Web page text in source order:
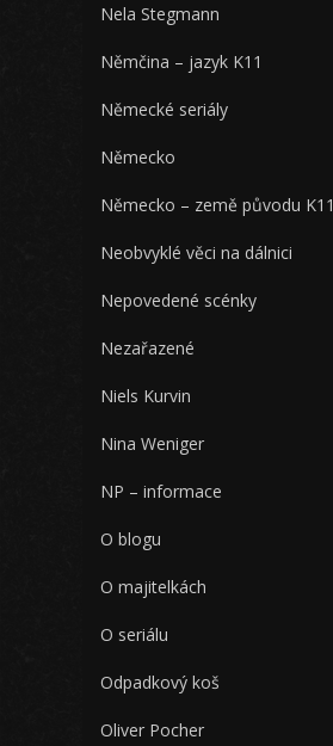
Nela Stegmann
Němčina – jazyk K11
Německé seriály
Německo
Německo – země původu K11
Neobvyklé věci na dálnici
Nepovedené scénky
Nezařazené
Niels Kurvin
Nina Weniger
NP – informace
O blogu
O majitelkách
O seriálu
Odpadkový koš
Oliver Pocher